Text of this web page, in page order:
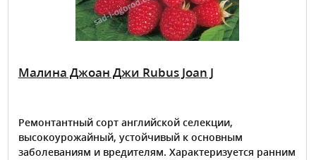
Малина Джоан Джи Rubus Joan J
Ремонтантный сорт английской селекции,
высокоурожайный, устойчивый к основным
заболеваниям и вредителям. Характеризуется ранним